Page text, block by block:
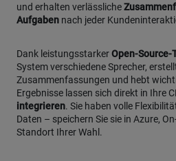
und erhalten verlässliche
Aufgaben nach jeder
Dank leistungsstarkerOpen-Source-
System verschiedene Sprecher,
Zusammenfassungen und hebt
Ergebnisse lassen sich direkt in Ihre
integrieren. Sie haben volle
Daten – speichern Sie sie in Azure,
Standort Ihrer Wahl.